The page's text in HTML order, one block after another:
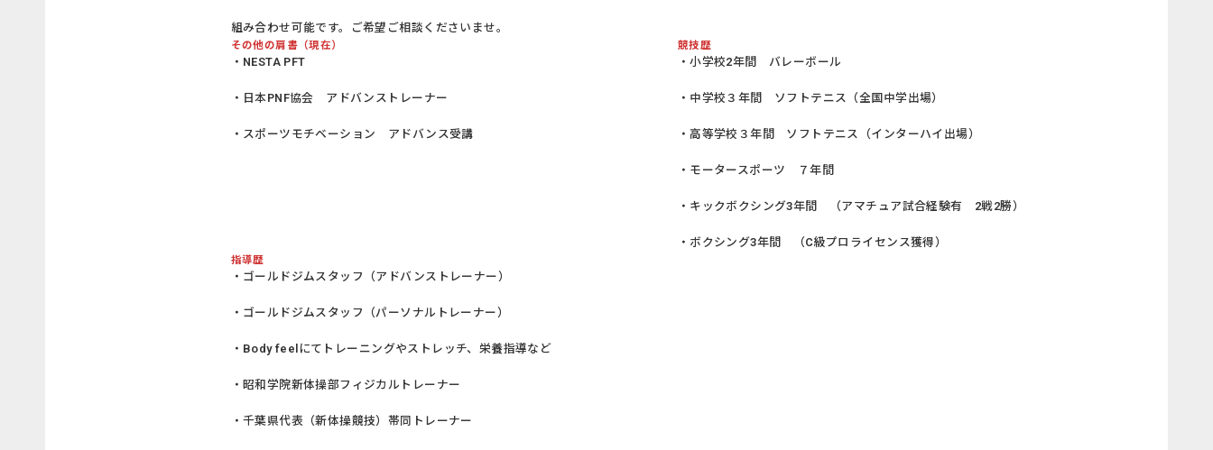
組み合わせ可能です。ご希望ご相談くださいませ。
その他の肩書（現在）
・NESTA PFT
・日本PNF協会 アドバンストレーナー
・スポーツモチベーション アドバンス受講
競技歴
・小学校2年間 バレーボール
・中学校３年間 ソフトテニス（全国中学出場）
・高等学校３年間 ソフトテニス（インターハイ出場）
・モータースポーツ ７年間
・キックボクシング3年間 （アマチュア試合経験有 2戦2勝）
・ボクシング3年間 （C級プロライセンス獲得）
指導歴
・ゴールドジムスタッフ（アドバンストレーナー）
・ゴールドジムスタッフ（パーソナルトレーナー）
・Body feelにてトレーニングやストレッチ、栄養指導など
・昭和学院新体操部フィジカルトレーナー
・千葉県代表（新体操競技）帯同トレーナー